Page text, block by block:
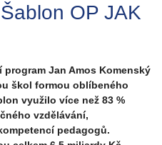
OP JAK
program Jan Amos Komenský
škol formou oblíbeného
využilo více než 83 %
vzdělávání,
pedagogů.